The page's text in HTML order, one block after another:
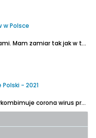
w Polsce
Rok 2019 zbliża się dużymi krokami. Mam zamiar tak jak w tym roku prowadzić kalendarz giełd kolekcjonerskich dla piwomaniaków organizowanych na terenie Polski.
Polski - 2021
polityków, a więc nie wiadomo, czy ten temat ma sens, ale ..........